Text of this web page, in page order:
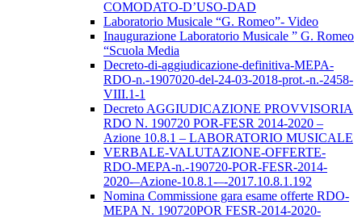
COMODATO-D’USO-DAD
Laboratorio Musicale “G. Romeo”- Video
Inaugurazione Laboratorio Musicale ” G. Romeo
“Scuola Media
Decreto-di-aggiudicazione-definitiva-MEPA-
RDO-n.-1907020-del-24-03-2018-prot.-n.-2458-
VIII.1-1
Decreto AGGIUDICAZIONE PROVVISORIA
RDO N. 190720 POR-FESR 2014-2020 –
Azione 10.8.1 – LABORATORIO MUSICALE
VERBALE-VALUTAZIONE-OFFERTE-
RDO-MEPA-n.-190720-POR-FESR-2014-
2020-–Azione-10.8.1-–-2017.10.8.1.192
Nomina Commissione gara esame offerte RDO-
MEPA N. 190720POR FESR-2014-2020-